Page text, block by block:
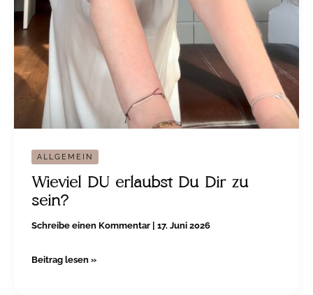
ALLGEMEIN
Wieviel DU erlaubst Du Dir zu
sein?
Schreibe einen Kommentar 17. Juni 2026
Beitrag lesen »